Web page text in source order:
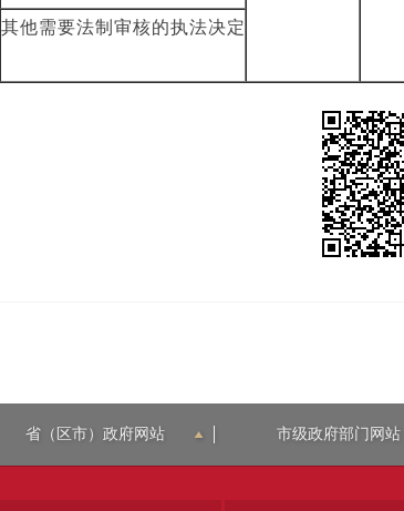
其他需要法制审核的执法决定
省（区市）政府网站 市级政府部门网站